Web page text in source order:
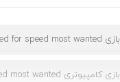
بازی need for speed most wanted
بازی کامپیوتری need for speed most wanted مخصوص pc